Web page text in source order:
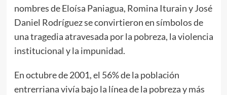
nombres de Eloísa Paniagua, Romina Iturain y José
Daniel Rodríguez se convirtieron en símbolos de
una tragedia atravesada por la pobreza, la violencia
institucional y la impunidad.
En octubre de 2001, el 56% de la población
entrerriana vivía bajo la línea de la pobreza y más